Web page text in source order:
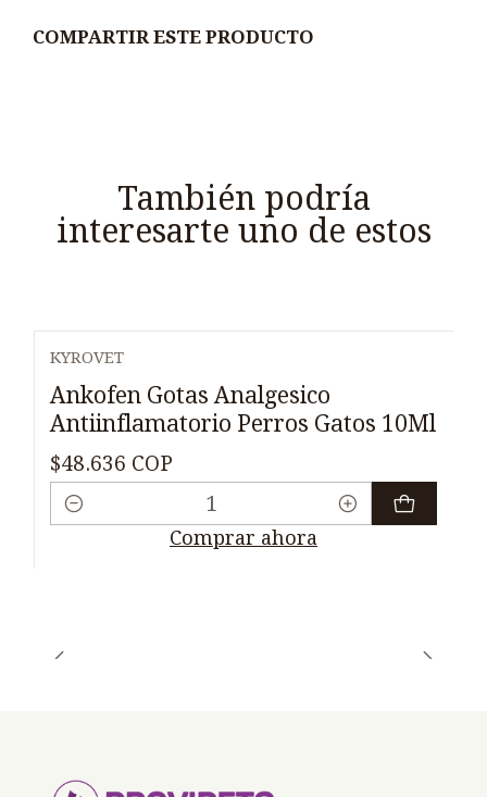
COMPARTIR ESTE PRODUCTO
También podría
interesarte uno de estos
KYROVET
Ankofen Gotas Analgesico
Antiinflamatorio Perros Gatos 10Ml
$48.636 COP
Cantidad
Comprar ahora